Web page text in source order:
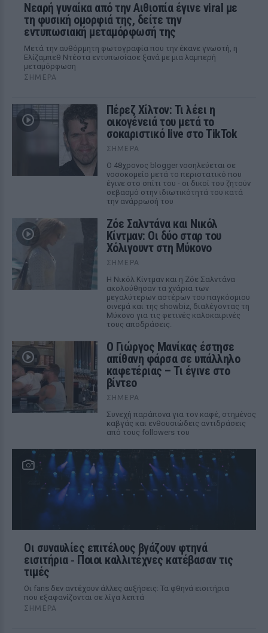
Νεαρή γυναίκα από την Αιθιοπία έγινε viral με
τη φυσική ομορφιά της, δείτε την
εντυπωσιακή μεταμόρφωσή της
Μετά την αυθόρμητη φωτογραφία που την έκανε γνωστή, η
Ελίζαμπεθ Ντέστα εντυπωσίασε ξανά με μια λαμπερή
μεταμόρφωση
ΣΉΜΕΡΑ
Πέρεζ Χίλτον: Τι λέει η
οικογένειά του μετά το
σοκαριστικό live στο TikTok
ΣΉΜΕΡΑ
Ο 48χρονος blogger νοσηλεύεται σε
νοσοκομείο μετά το περιστατικό που
έγινε στο σπίτι του - οι δικοί του ζητούν
σεβασμό στην ιδιωτικότητά του κατά
την ανάρρωσή του
Ζόε Σαλντάνα και Νικόλ
Κίντμαν: Οι δύο σταρ του
Χόλιγουντ στη Μύκονο
ΣΉΜΕΡΑ
Η Νικόλ Κίντμαν και η Ζόε Σαλντάνα
ακολούθησαν τα χνάρια των
μεγαλύτερων αστέρων του παγκόσμιου
σινεμά και της showbiz, διαλέγοντας τη
Μύκονο για τις φετινές καλοκαιρινές
τους αποδράσεις.
Ο Γιώργος Μανίκας έστησε
απίθανη φάρσα σε υπάλληλο
καφετέριας – Τι έγινε στο
βίντεο
ΣΉΜΕΡΑ
Συνεχή παράπονα για τον καφέ, στημένος
καβγάς και ενθουσιώδεις αντιδράσεις
από τους followers του
Οι συναυλίες επιτέλους βγάζουν φτηνά
εισιτήρια ‑ Ποιοι καλλιτέχνες κατέβασαν τις
τιμές
Οι fans δεν αντέχουν άλλες αυξήσεις: Τα φθηνά εισιτήρια
που εξαφανίζονται σε λίγα λεπτά
ΣΉΜΕΡΑ